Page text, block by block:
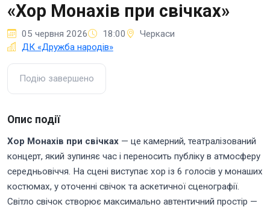
«Хор Монахів при свічках»
05 червня 2026 18:00
Черкаси
ДК «Дружба народів»
Подію завершено
Опис події
Хор Монахів при свічках — це камерний, театралізований
концерт, який зупиняє час і переносить публіку в атмосферу
середньовіччя. На сцені виступає хор із 6 голосів у монаших
костюмах, у оточенні свічок та аскетичної сценографії.
Світло свічок створює максимально автентичний простір —